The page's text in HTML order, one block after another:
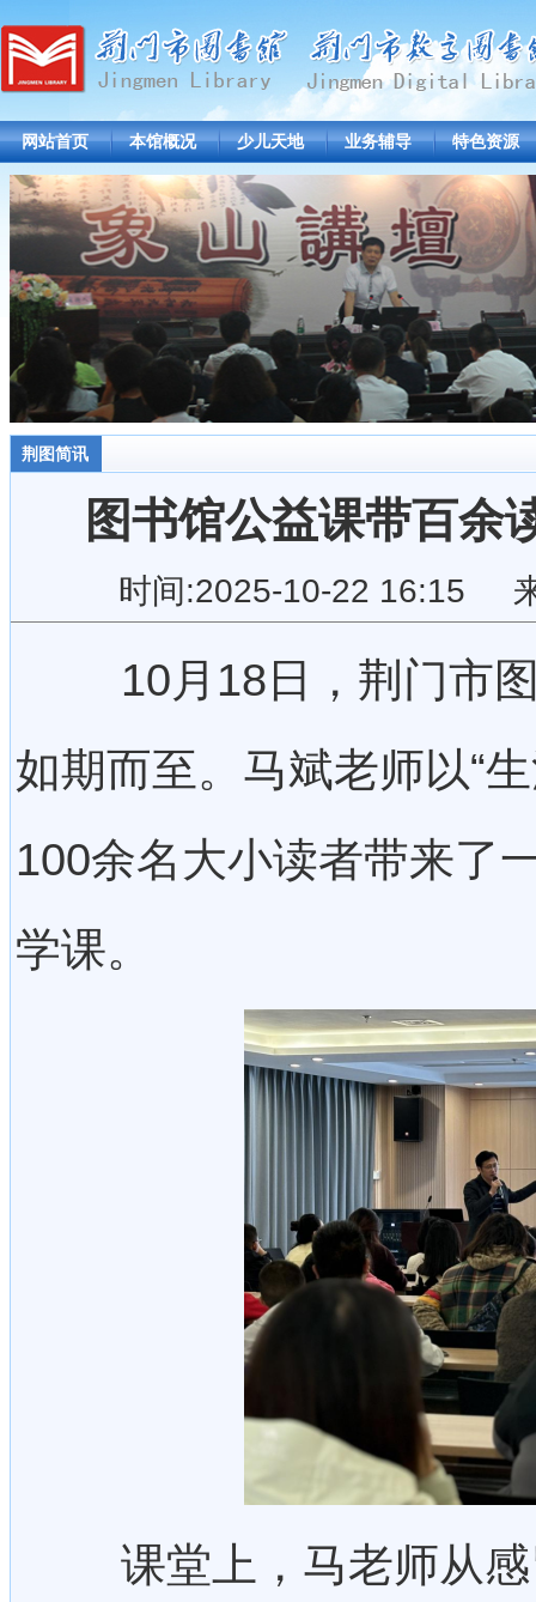
网站首页 本馆概况 少儿天地 业务辅导 特色资源
荆图简讯
图书馆公益课带百余
时间:2025-10-22 16:15
10月18日，荆门市图
如期而至。马斌老师以“
100余名大小读者带来了
学课。
课堂上，马老师从感